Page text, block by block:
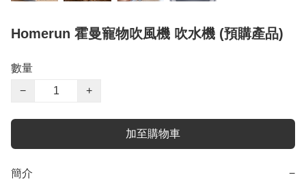
Homerun 霍曼寵物吹風機 吹水機 (預購產品)
數量
−
+
加至購物車
簡介 −